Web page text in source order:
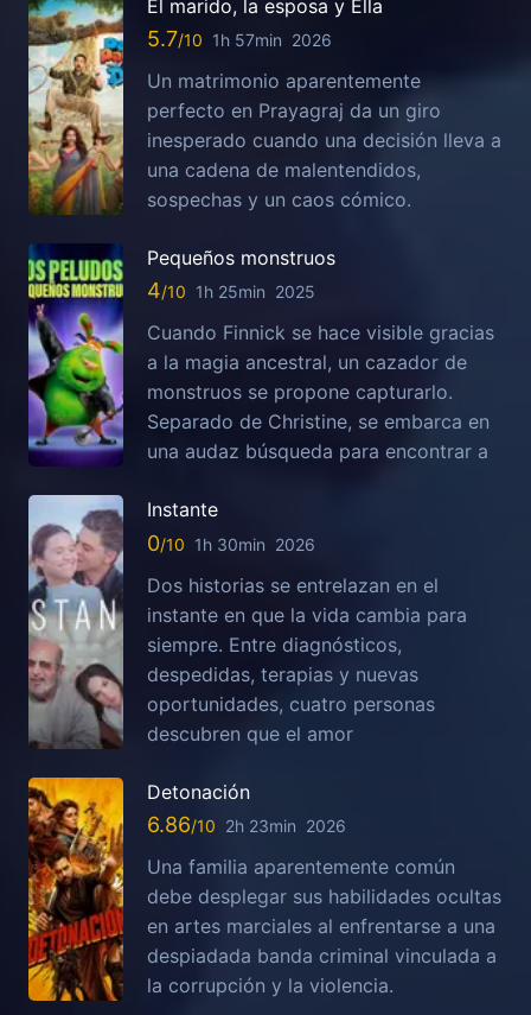
El marido, la esposa y Ella
5.7 1h 57min 2026
Un matrimonio aparentemente
perfecto en Prayagraj da un giro
inesperado cuando una decisión lleva a
una cadena de malentendidos,
sospechas y un caos cómico.
Pequeños monstruos
4 1h 25min 2025
Cuando Finnick se hace visible gracias
a la magia ancestral, un cazador de
monstruos se propone capturarlo.
Separado de Christine, se embarca en
una audaz búsqueda para encontrar a
Instante
0 1h 30min 2026
Dos historias se entrelazan en el
instante en que la vida cambia para
siempre. Entre diagnósticos,
despedidas, terapias y nuevas
oportunidades, cuatro personas
descubren que el amor
Detonación
6.86 2h 23min 2026
Una familia aparentemente común
debe desplegar sus habilidades ocultas
en artes marciales al enfrentarse a una
despiadada banda criminal vinculada a
la corrupción y la violencia.